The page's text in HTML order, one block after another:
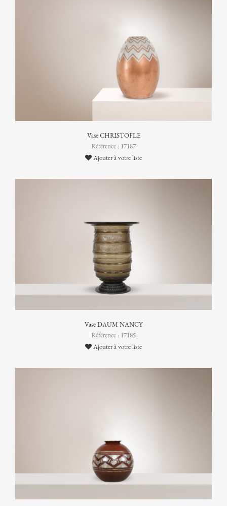
Vase CHRISTOFLE
Référence : 17187
Ajouter à votre liste
Vase DAUM NANCY
Référence : 17185
Ajouter à votre liste